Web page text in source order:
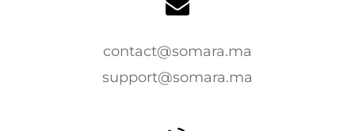
contact@somara.ma
support@somara.ma